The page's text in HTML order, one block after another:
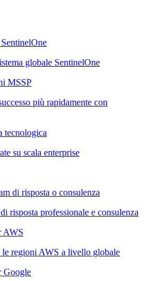
globale SentinelOne
MSSP
più rapidamente con
tecnologica
su scala enterprise
di risposta o consulenza
risposta professionale e consulenza
AWS
le regioni AWS a livello globale
Google